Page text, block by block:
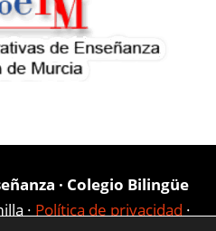
· Colegio Bilingüe
· Política de privacidad ·